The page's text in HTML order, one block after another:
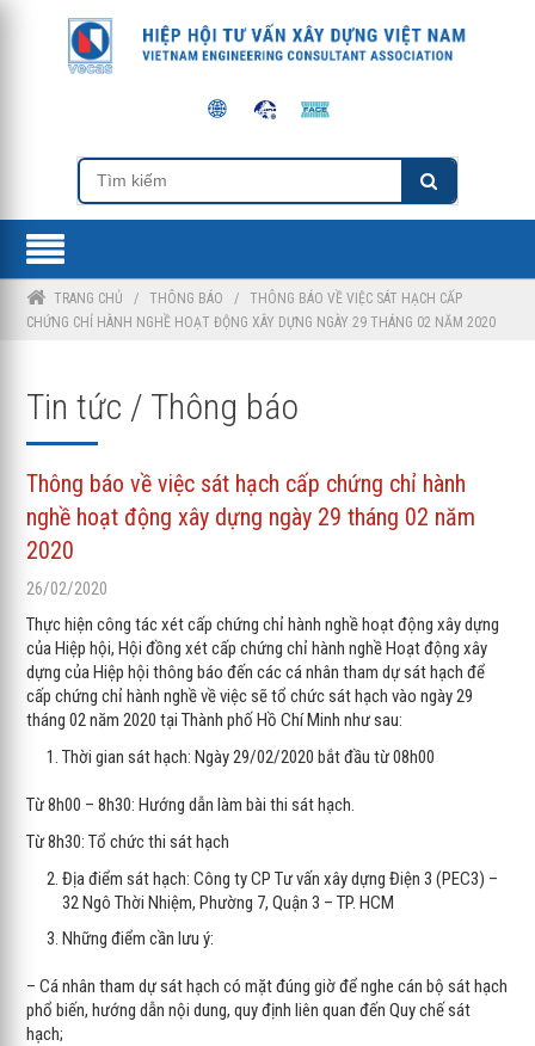
TRANG CHỦ /THÔNG BÁO /THÔNG BÁO VỀ VIỆC SÁT HẠCH CẤP
CHỨNG CHỈ HÀNH NGHỀ HOẠT ĐỘNG XÂY DỰNG NGÀY 29 THÁNG 02 NĂM 2020
Tin tức / Thông báo
Thông báo về việc sát hạch cấp chứng chỉ hành
nghề hoạt động xây dựng ngày 29 tháng 02 năm
2020
26/02/2020
Thực hiện công tác xét cấp chứng chỉ hành nghề hoạt động xây dựng
của Hiệp hội, Hội đồng xét cấp chứng chỉ hành nghề Hoạt động xây
dựng của Hiệp hội thông báo đến các cá nhân tham dự sát hạch để
cấp chứng chỉ hành nghề về việc sẽ tổ chức sát hạch vào ngày 29
tháng 02 năm 2020 tại Thành phố Hồ Chí Minh như sau:
Thời gian sát hạch: Ngày 29/02/2020 bắt đầu từ 08h00
Từ 8h00 – 8h30: Hướng dẫn làm bài thi sát hạch.
Từ 8h30: Tổ chức thi sát hạch
Địa điểm sát hạch: Công ty CP Tư vấn xây dựng Điện 3 (PEC3) –
32 Ngô Thời Nhiệm, Phường 7, Quận 3 – TP. HCM
Những điểm cần lưu ý:
– Cá nhân tham dự sát hạch có mặt đúng giờ để nghe cán bộ sát hạch
phổ biến, hướng dẫn nội dung, quy định liên quan đến Quy chế sát
hạch;